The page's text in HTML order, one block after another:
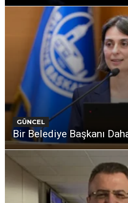
GÜNCEL
Bir Belediye Başkanı